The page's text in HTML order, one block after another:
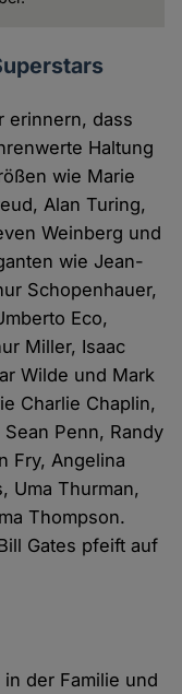
erinnern, dass
Haltung
wie Marie
Alan Turing,
Weinberg und
wie Jean-
Schopenhauer,
Eco,
Miller, Isaac
Wilde und Mark
Charlie Chaplin,
Penn, Randy
Fry, Angelina
Uma Thurman,
Thompson.
Gates pfeift auf
der Familie und